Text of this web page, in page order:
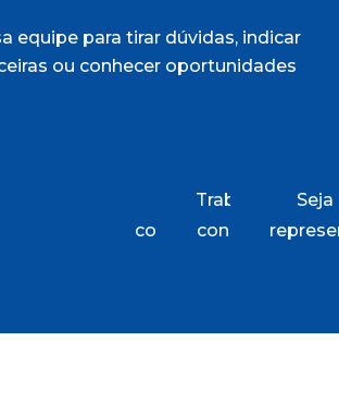
equipe para tirar dúvidas, indicar
ou conhecer oportunidades
conosco
Trabalhe
conosco